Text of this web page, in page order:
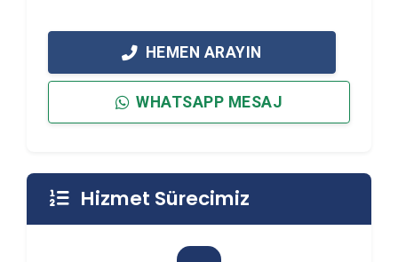
HEMEN ARAYIN
WHATSAPP MESAJ
Hizmet Sürecimiz